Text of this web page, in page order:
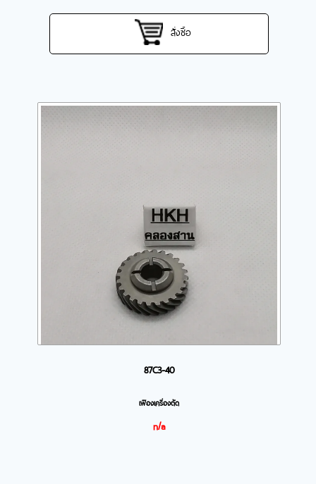
สั่งซื้อ
87C3-40
เฟืองเครื่องตัด
n/a